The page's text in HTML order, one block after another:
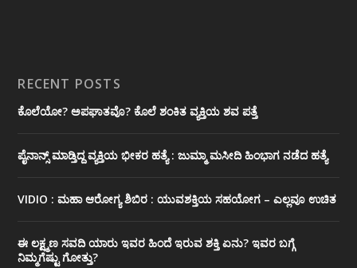
RECENT POSTS
ಕೊಲೆಯೋ? ಅಪಘಾತವೊ? ಕೊಲೆ ಶಂಕಿತ ವ್ಯಕ್ತಿಯ ಶವ ಪತ್ತೆ
ಪೈನಾನ್ಸ್ ಮಾಡ್ತಿದ್ದ ವ್ಯಕ್ತಿಯ ಭೀಕರ‌ ಹತ್ಯೆ : ಜುಮ್ಮಾ ಮಸೀದಿ ಹಿಂಭಾಗ ನಡೆದ ಹತ್ಯೆ
VIDIO : ಮಹಾ ಆರೋಗ್ಯ ಶಿಬಿರ : ಯುವಶಕ್ತಿಯ ಸಹಯೋಗ – ಎಲ್ಲವೂ ಉಚಿತ
ಈ ಲಕ್ಷ್ಮಣ ಸವದಿ ಯಾರು ಇವರ ಹಿಂದೆ ಇರುವ ಶಕ್ತಿ ಏನು? ಇವರ ಬಗ್ಗೆ
ನಿಮ್ಮಗೆಷ್ಟು ಗೋತ್ತು?